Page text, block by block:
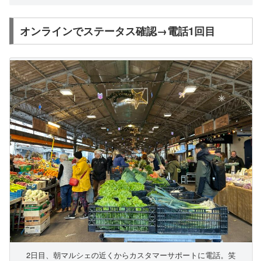
オンラインでステータス確認→電話1回目
2日目、朝マルシェの近くからカスタマーサポートに電話。笑